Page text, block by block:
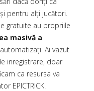
pentru alți jucători.
gratuite au propriile
masivă a
Ai vazut
inregistrare, doar
ca resursa va
EPICTRICK.